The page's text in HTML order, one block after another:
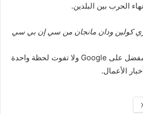
الحرب بين البلدين.
كولين ودان مانجان من سي إن بي سي
اختر CNBC كمصدرك المفضل على Google ولا تفوت لحظة واحدة
الأعمال.